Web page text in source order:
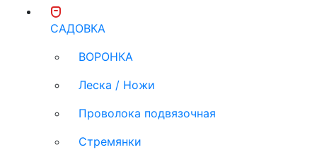
САДОВКА
ВОРОНКА
Леска / Ножи
Проволока подвязочная
Стремянки